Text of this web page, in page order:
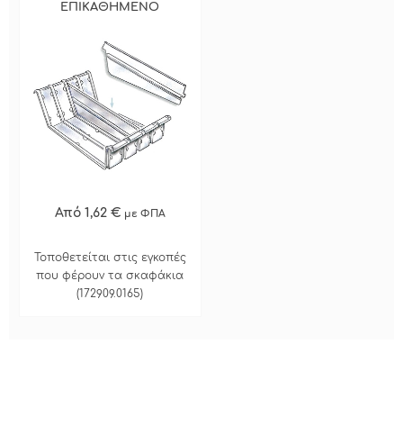
ΕΠΙΚΑΘΗΜΕΝΟ
Από 1,62 € με ΦΠΑ
Τοποθετείται στις εγκοπές
που φέρουν τα σκαφάκια
(172909.0165)